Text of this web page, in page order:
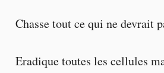
Chasse tout ce qui ne devrait
Eradique toutes les cellules